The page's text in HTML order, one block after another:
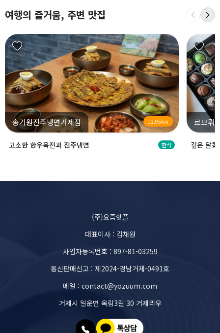
여행의 즐거움, 주변 맛집
송기원진주냉면거제점 12.95km
고소한 한우육전과 진주냉면 한식
르브뤼
깊은 달
(주)요즘핫플
대표이사 : 김채원
사업자등록번호 : 897-81-03259
통신판매신고 : 제2024-경남거제-0491호
메일 : contact@yozuum.com
거제시 일운면 옥림3길 30 거제리우